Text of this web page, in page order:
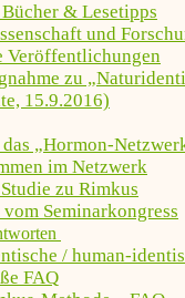
& Lesetipps
und
Veröffentlichungen
zu
15.9.2016)
„Hormon-
im Netzwerk
zu Rimkus
Seminarkongress
/ human-
FAQ